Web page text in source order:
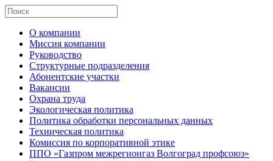
О компании
Миссия компании
Руководство
Структурные подразделения
Абонентские участки
Вакансии
Охрана труда
Экологическая политика
Политика обработки персональных данных
Техническая политика
Комиссия по корпоративной этике
ППО «Газпром межрегионгаз Волгоград профсоюз»